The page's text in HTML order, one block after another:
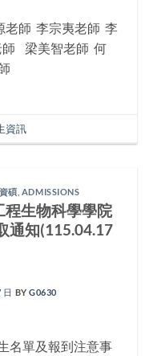
老師 李宗夷老師 李
梁美智老師 何
資訊
碩 ADMISSIONS
生物科學學院
通知(115.04.17
日 BYG0630
名單及報到注意事